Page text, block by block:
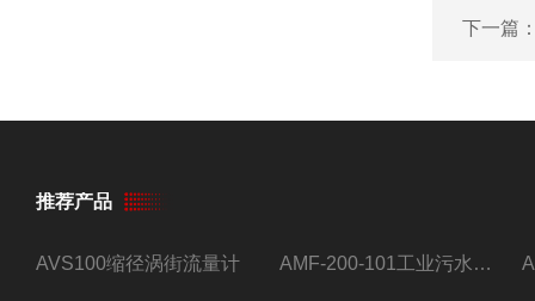
下一篇
推荐产品
AVS100缩径涡街流量计 AMF-200-101工业污水流量计